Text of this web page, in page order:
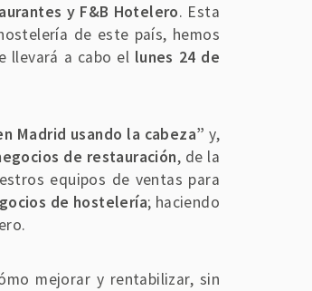
y F&B Hotelero. Esta
de este país, hemos
llevará a cabo el lunes 24 de
Madrid usando la cabeza” y,
de restauración, de la
equipos de ventas para
de hostelería; haciendo
mejorar y rentabilizar, sin